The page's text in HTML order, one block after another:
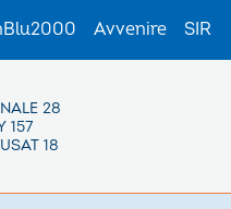
Avvenire SIR
28
157
18